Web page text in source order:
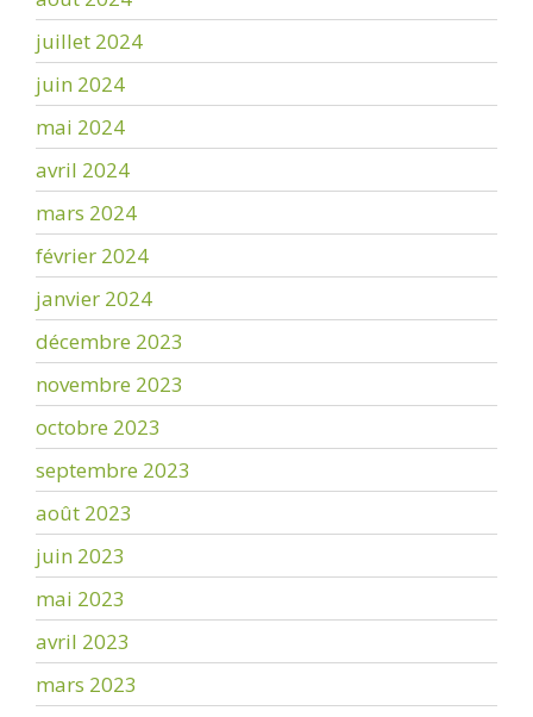
juillet 2024
juin 2024
mai 2024
avril 2024
mars 2024
février 2024
janvier 2024
décembre 2023
novembre 2023
octobre 2023
septembre 2023
août 2023
juin 2023
mai 2023
avril 2023
mars 2023